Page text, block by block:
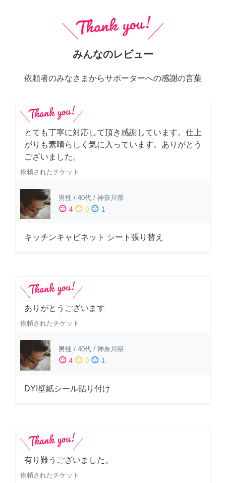
みんなのレビュー
依頼者のみなさまからサポーターへの感謝の言葉
とても丁寧に対応して頂き感謝しています。仕上
がりも素晴らしく気に入っています。ありがとう
ございました。
依頼されたチケット
男性 / 40代 / 神奈川県
sentiment_satisfied 4 sentiment_neutral 0 sentiment_dissatisfied 1
キッチンキャビネット シート張り替え
ありがとうございます
依頼されたチケット
男性 / 40代 / 神奈川県
sentiment_satisfied 4 sentiment_neutral 0 sentiment_dissatisfied 1
DYI壁紙シール貼り付け
有り難うございました。
依頼されたチケット